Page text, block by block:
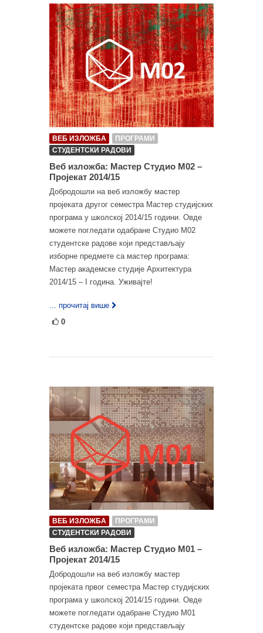
ВЕБ ИЗЛОЖБА
ПРОГРАМИ
СТУДЕНТСКИ РАДОВИ
Веб изложба: Мастер Студио М02 –
Пројекат 2014/15
Добродошли на веб изложбу мастер
пројеката другог семестра Мастер студијских
програма у школској 2014/15 години. Овде
можете погледати одабране Студио М02
студентске радове који представљају
изборне предмете са мастер програма:
Мастер академске студије Архитектура
2014/15 – I година. Уживајте!
... прочитај више
0
ВЕБ ИЗЛОЖБА
ПРОГРАМИ
СТУДЕНТСКИ РАДОВИ
Веб изложба: Мастер Студио М01 –
Пројекат 2014/15
Добродошли на веб изложбу мастер
пројеката првог семестра Мастер студијских
програма у школској 2014/15 години. Овде
можете погледати одабране Студио М01
студентске радове који представљају